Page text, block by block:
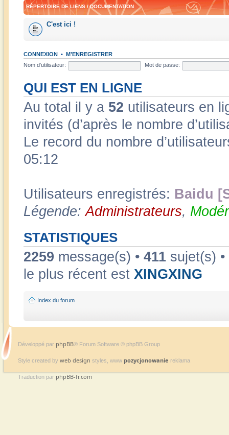
RÉPERTOIRE DE LIENS / DOCUMENTATION
C'est ici !
CONNEXION • M’ENREGISTRER
Nom d’utilisateur:
Mot de passe:
QUI EST EN LIGNE
Au total il y a 52 utilisateurs en
invités (d’après le nombre
Le record du nombre
05:12
Utilisateurs enregistrés: Baidu
Légende:Administrateurs,
STATISTIQUES
2259 message(s) • 411 sujet(s) •
le plus récent est XINGXING
Index du forum
Développé par phpBB® Forum Software © phpBB Group
Style created by web design styles, www pozycjonowanie reklama
Traduction par phpBB-fr.com